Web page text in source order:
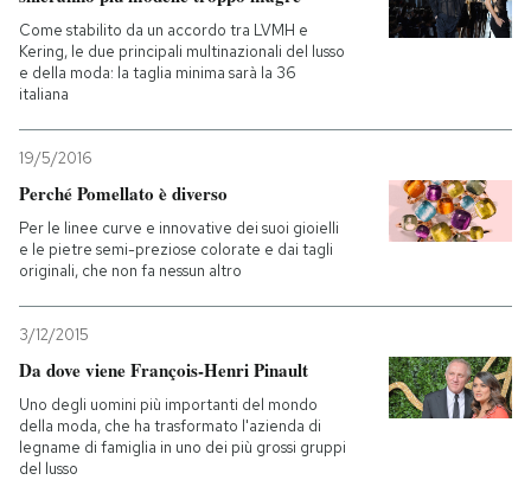
Come stabilito da un accordo tra LVMH e
Kering, le due principali multinazionali del lusso
e della moda: la taglia minima sarà la 36
italiana
19/5/2016
Perché Pomellato è diverso
Per le linee curve e innovative dei suoi gioielli
e le pietre semi-preziose colorate e dai tagli
originali, che non fa nessun altro
3/12/2015
Da dove viene François-Henri Pinault
Uno degli uomini più importanti del mondo
della moda, che ha trasformato l'azienda di
legname di famiglia in uno dei più grossi gruppi
del lusso